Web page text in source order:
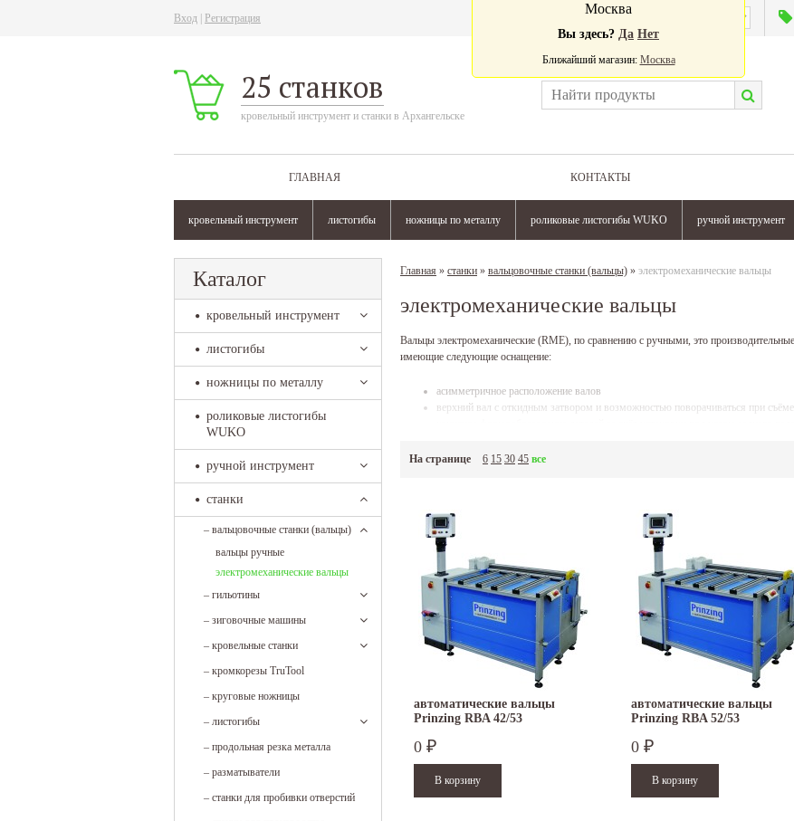
Вход Регистрация
25 станков
кровельный инструмент и станки в Архангельске
ГЛАВНАЯ КОНТАКТЫ
кровельный инструмент листогибы ножницы по металлу роликовые листогибы WUKO ручной инструмент
Москва
Вы здесь? Да Нет
Ближайший магазин: Москва
Каталог
кровельный инструмент
листогибы
ножницы по металлу
роликовые листогибы
WUKO
ручной инструмент
станки
– вальцовочные станки (вальцы)
вальцы ручные
электромеханические вальцы
– гильотины
– зиговочные машины
– кровельные станки
– кромкорезы TruTool
– круговые ножницы
– листогибы
– продольная резка металла
– разматыватели
– станки для пробивки отверстий
Главная » станки » вальцовочные станки (вальцы) » электромеханические вальцы
электромеханические вальцы
Вальцы электромеханические (RME), по сравнению с ручными, это
имеющие следующие оснащение:
асимметричное расположение валов
верхний вал с откидным затвором и возможностью поворачиваться при
точная установка заднего вала при помощи ходового винта с цифровой
толщина обрабатываемого листа до 4,5мм, при рабочей длине 1030мм. В
дополнительно валы могут иметь шлифованную или полированную поверхность,
вал может иметь фальцевый гибочный паз, а нижний и задний закладные канавки
ручную регулировку скорости, привод на 3 вала. Дополнительно вальцы могут
опорным столом и пневматическим подгибающим приспособлением с четвёртым
автоматическим программным управлением.
На странице 6 15 30 45 все
автоматические вальцы
Prinzing RBA 42/53
0 ₽
автоматические вальцы
Prinzing RBA 52/53
0 ₽